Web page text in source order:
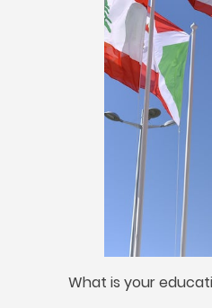
What is your